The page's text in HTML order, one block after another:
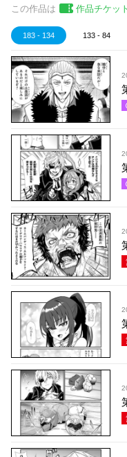
この作品は 作品チケット
183 - 134 133 - 84